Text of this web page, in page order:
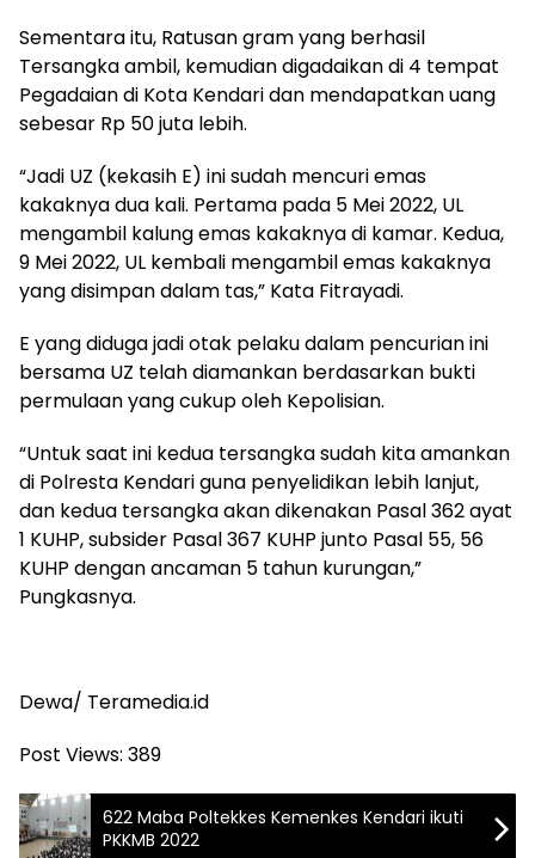
Sementara itu, Ratusan gram yang berhasil
Tersangka ambil, kemudian digadaikan di 4 tempat
Pegadaian di Kota Kendari dan mendapatkan uang
sebesar Rp 50 juta lebih.
“Jadi UZ (kekasih E) ini sudah mencuri emas
kakaknya dua kali. Pertama pada 5 Mei 2022, UL
mengambil kalung emas kakaknya di kamar. Kedua,
9 Mei 2022, UL kembali mengambil emas kakaknya
yang disimpan dalam tas,” Kata Fitrayadi.
E yang diduga jadi otak pelaku dalam pencurian ini
bersama UZ telah diamankan berdasarkan bukti
permulaan yang cukup oleh Kepolisian.
“Untuk saat ini kedua tersangka sudah kita amankan
di Polresta Kendari guna penyelidikan lebih lanjut,
dan kedua tersangka akan dikenakan Pasal 362 ayat
1 KUHP, subsider Pasal 367 KUHP junto Pasal 55, 56
KUHP dengan ancaman 5 tahun kurungan,”
Pungkasnya.
Dewa/ Teramedia.id
Post Views: 389
622 Maba Poltekkes Kemenkes Kendari ikuti
PKKMB 2022